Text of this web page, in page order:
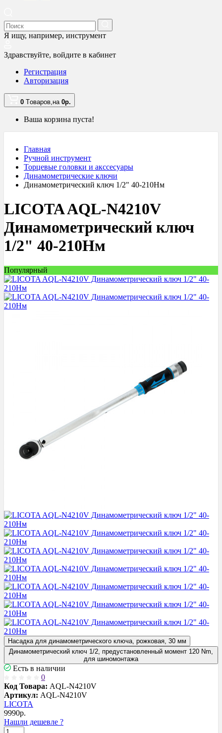
Я ищу, например, инструмент
Здравствуйте, войдите в кабинет
Регистрация
Авторизация
0 Tоваров,на 0р.
Ваша корзина пуста!
Главная
Ручной инструмент
Торцевые головки и акссесуары
Динамометрические ключи
Динамометрический ключ 1/2" 40-210Нм
LICOTA AQL-N4210V
Динамометрический ключ
1/2" 40-210Нм
Популярный
Насадка для динамометрического ключа, рожковая, 30 мм
Динамометрический ключ 1/2, предустановленный момент 120 Nm,
для шиномонтажа
Есть в наличии
0
Код Товара: AQL-N4210V
Артикул: AQL-N4210V
LICOTA
9990р.
Нашли дешевле ?